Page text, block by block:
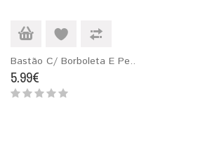
Bastão C/ Borboleta E Pe..
5.99€